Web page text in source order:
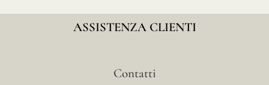
ASSISTENZA CLIENTI
Contatti